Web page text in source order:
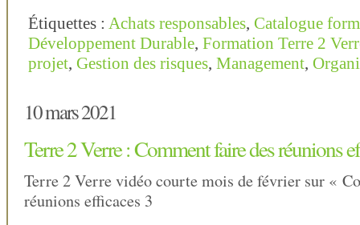
Étiquettes : Achats responsables, Catalogue
Développement Durable, Formation Terre 2
projet, Gestion des risques, Management,
10 mars 2021
Terre 2 Verre : Comment faire des réunions
Terre 2 Verre vidéo courte mois de février sur «
réunions efficaces 3